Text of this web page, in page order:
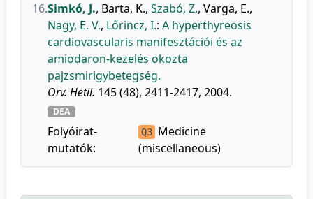
16.Simkó, J., Barta, K., Szabó, Z., Varga, E.,
Nagy, E. V., Lőrincz, I.: A hyperthyreosis
cardiovascularis manifesztációi és az
amiodaron-kezelés okozta
pajzsmirigybetegség.
Orv. Hetil. 145 (48), 2411-2417, 2004.
DEA
Folyóirat-
mutatók:
Q3 Medicine
(miscellaneous)